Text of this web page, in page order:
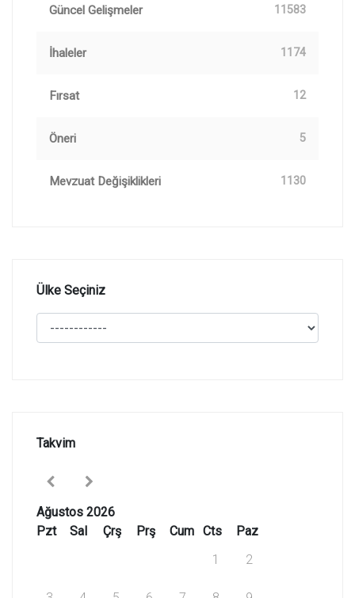
Güncel Gelişmeler 11583
İhaleler 1174
Fırsat 12
Öneri 5
Mevzuat Değişiklikleri 1130
Ülke Seçiniz
Takvim
Ağustos 2026
Pzt
Sal Çrş Prş Cum Cts
Paz
1
2